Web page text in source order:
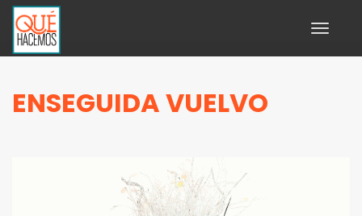
Toggle
ENSEGUIDA VUELVO